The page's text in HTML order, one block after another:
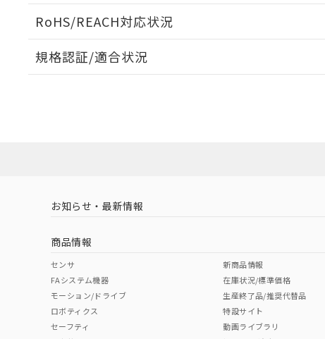
RoHS/REACH対応状況
EU RoHS 注意事項・凡例
中国 RoHS 注意事項・凡例
中国 RoHS表
Pb Hg Cr(VI)
規格認証/適合状況
お知らせ・最新情報
商品情報
センサ
FAシステム機器
モーション/ドライブ
ロボティクス
セーフティ
新商品情報
在庫状況/標準価格
生産終了品/推奨代替品
特設サイト
動画ライブラリ